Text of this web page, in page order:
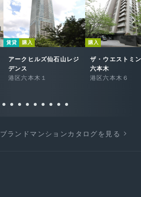
賃貸 購入
アークヒルズ仙石山レジ
デンス
港区六本木１
購入
ザ・ウエストミ
六本木
港区六本木６
ブランドマンションカタログを見る